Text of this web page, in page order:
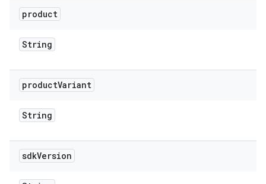
product
String
productVariant
String
sdkVersion